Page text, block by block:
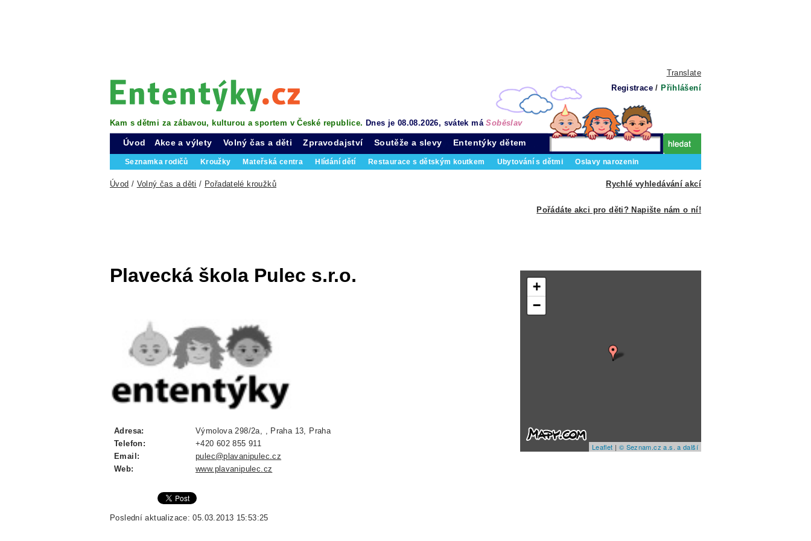
Translate
Registrace / Přihlášení
Kam s dětmi za zábavou, kulturou a sportem v České republice. Dnes je 08.08.2026, svátek máSoběslav
Úvod Akce a výlety Volný čas a děti
Seznamka rodičů Kroužky Mateřská centra Hlídání dětí Restaurace s dětským koutkem Ubytování s dětmi Oslavy narozenin
Zpravodajství Soutěže a slevy Ententýky dětem
Rychlé vyhledávání akcí
Úvod / Volný čas a děti / Pořadatelé kroužků
Pořádáte akci pro děti? Napište nám o ní!
Plavecká škola Pulec s.r.o.
Adresa:
Výmolova 298/2a, , Praha 13, Praha
Telefon:
+420 602 855 911
Email:
pulec@plavanipulec.cz
Web:
www.plavanipulec.cz
Poslední aktualizace: 05.03.2013 15:53:25
+
−
Leaflet | © Seznam.cz a.s. a další